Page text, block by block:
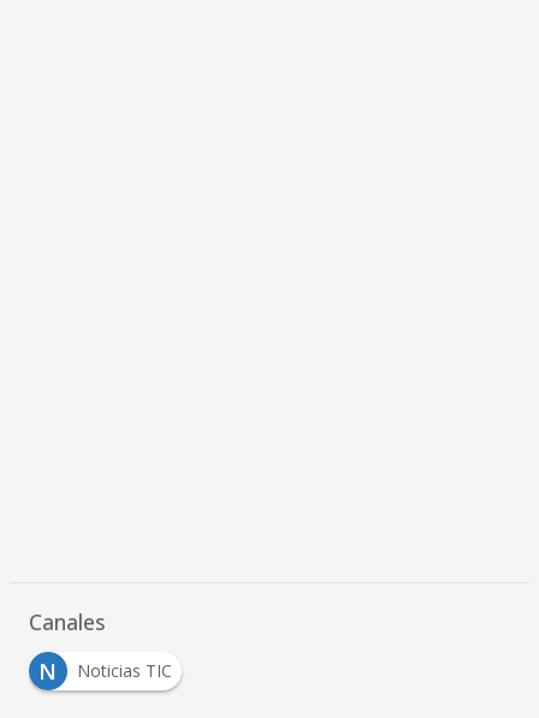
Canales
N
Noticias TIC